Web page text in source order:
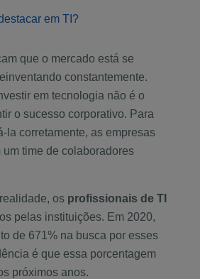
em TI?
que o mercado está se
constantemente.
em tecnologia não é o
o sucesso corporativo. Para
la corretamente, as empresas
time de colaboradores
os profissionais de TI
pelas instituições. Em 2020,
de 671% na busca por esses
é que essa porcentagem
próximos anos.